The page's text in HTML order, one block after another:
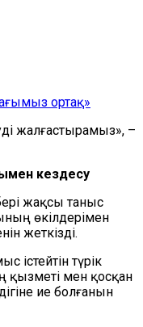
ортақ»
жалғастырамыз», –
кездесу
жақсы таныс
өкілдерімен
жеткізді.
істейтін түрік
қызметі мен қосқан
ие болғанын